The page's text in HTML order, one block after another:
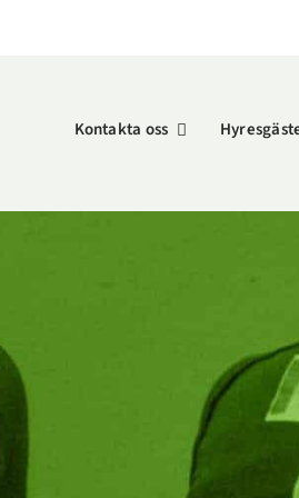
Kontakta oss